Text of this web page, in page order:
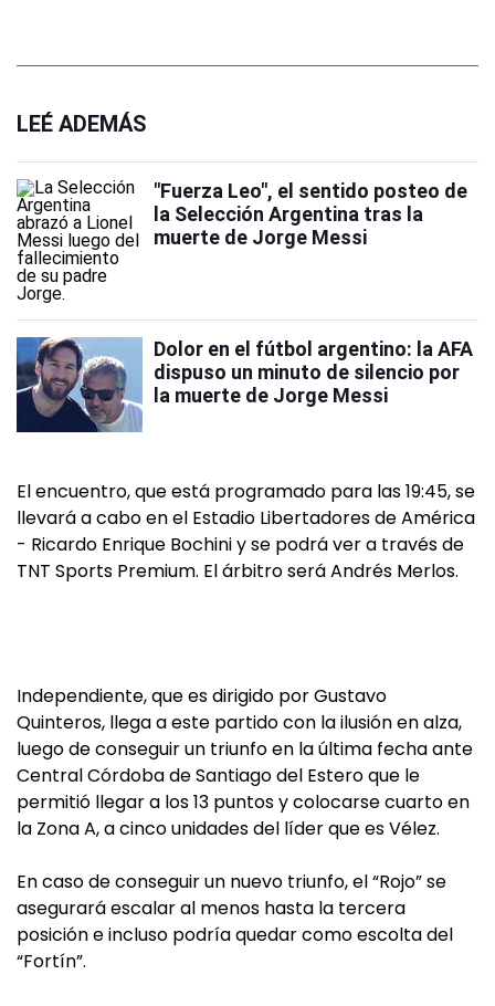
LEÉ ADEMÁS
"Fuerza Leo", el sentido posteo de
la Selección Argentina tras la
muerte de Jorge Messi
Dolor en el fútbol argentino: la AFA
dispuso un minuto de silencio por
la muerte de Jorge Messi
El encuentro, que está programado para las 19:45, se
llevará a cabo en el Estadio Libertadores de América
- Ricardo Enrique Bochini y se podrá ver a través de
TNT Sports Premium. El árbitro será Andrés Merlos.
Independiente, que es dirigido por Gustavo
Quinteros, llega a este partido con la ilusión en alza,
luego de conseguir un triunfo en la última fecha ante
Central Córdoba de Santiago del Estero que le
permitió llegar a los 13 puntos y colocarse cuarto en
la Zona A, a cinco unidades del líder que es Vélez.
En caso de conseguir un nuevo triunfo, el “Rojo” se
asegurará escalar al menos hasta la tercera
posición e incluso podría quedar como escolta del
“Fortín”.